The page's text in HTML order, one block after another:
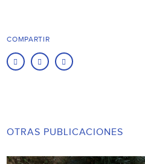
COMPARTIR
OTRAS PUBLICACIONES